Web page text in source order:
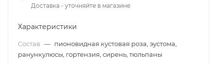
Доставка - уточняйте в магазине
Характеристики
Состав — пионовидная кустовая роза, эустома,
ранункулюсы, гортензия, сирень, тюльпаны